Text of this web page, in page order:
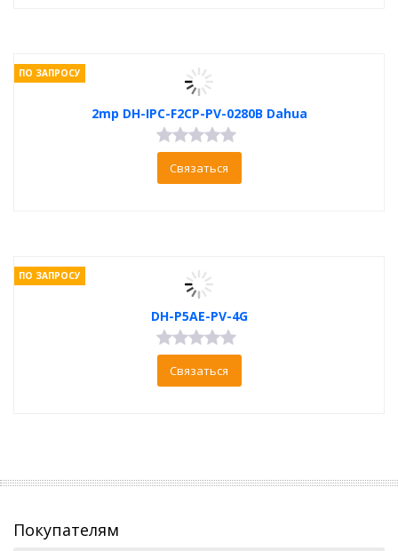
2mp DH-IPC-F2CP-PV-0280B Dahua
ПО ЗАПРОСУ
Связаться
DH-P5AE-PV-4G
ПО ЗАПРОСУ
Связаться
Покупателям